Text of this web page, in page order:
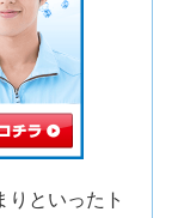
りといったト